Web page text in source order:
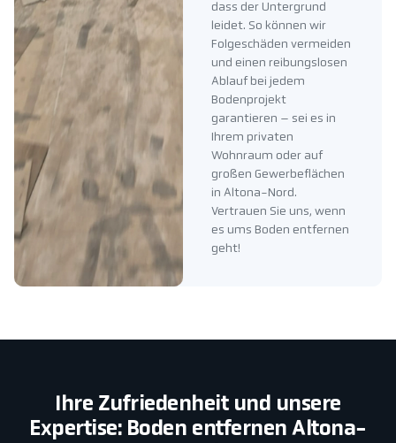
dass der Untergrund
leidet. So können wir
Folgeschäden vermeiden
und einen reibungslosen
Ablauf bei jedem
Bodenprojekt
garantieren – sei es in
Ihrem privaten
Wohnraum oder auf
großen Gewerbeflächen
in Altona-Nord.
Vertrauen Sie uns, wenn
es ums Boden entfernen
geht!
Ihre Zufriedenheit und unsere
Expertise: Boden entfernen Altona-